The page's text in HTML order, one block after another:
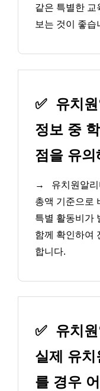
같은 특별한 교
보는 것이 좋습
✅ 유치
정보 중
점을 유
→
유치원알
총액 기준으로
특별 활동비가
함께 확인하여
합니다.
✅ 유치
실제 유
를 경우